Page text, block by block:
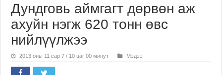
Дундговь аймгагт дөрвөн аж
ахуйн нэгж 620 тонн өвс
нийлүүлжээ
2013 оны 11 сар 7 / 10 цаг 00 минут Мэдээ